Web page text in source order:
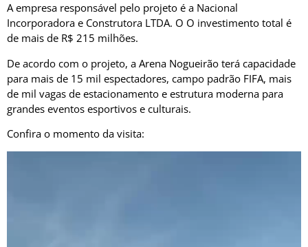
A empresa responsável pelo projeto é a Nacional
Incorporadora e Construtora LTDA. O O investimento total é
de mais de R$ 215 milhões.
De acordo com o projeto, a Arena Nogueirão terá capacidade
para mais de 15 mil espectadores, campo padrão FIFA, mais
de mil vagas de estacionamento e estrutura moderna para
grandes eventos esportivos e culturais.
Confira o momento da visita: